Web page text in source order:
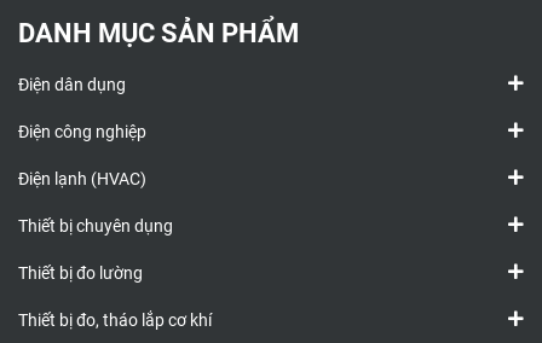
DANH MỤC SẢN PHẨM
Điện dân dụng
Điện công nghiệp
Điện lạnh (HVAC)
Thiết bị chuyên dụng
Thiết bị đo lường
Thiết bị đo, tháo lắp cơ khí